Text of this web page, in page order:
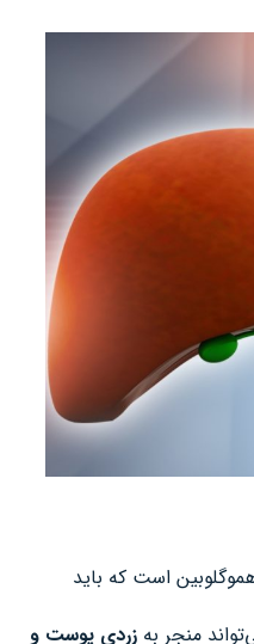
است که باید
منجر بهزردی پوست و